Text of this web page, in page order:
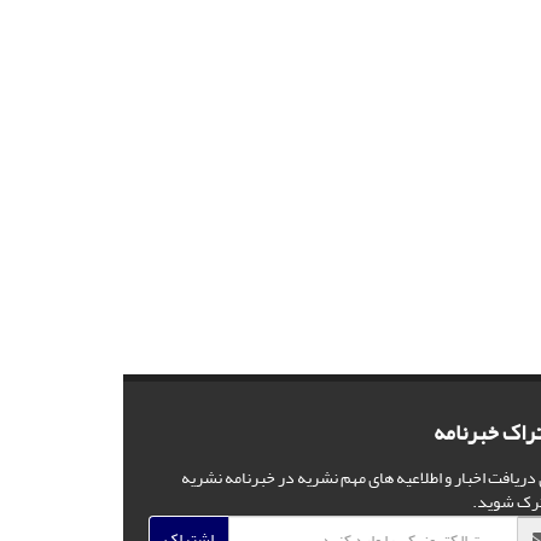
خبرنامه
دریافت اخبار و اطلاعیه های مهم نشریه در خبرنامه نشریه
شوید.